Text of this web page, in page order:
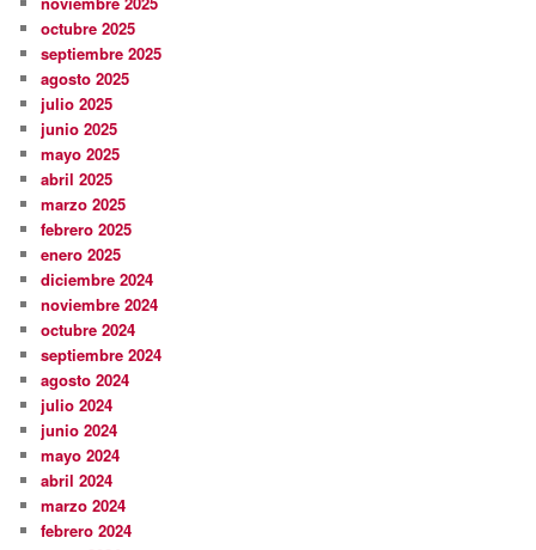
octubre 2025
septiembre 2025
agosto 2025
julio 2025
junio 2025
mayo 2025
abril 2025
marzo 2025
febrero 2025
enero 2025
diciembre 2024
noviembre 2024
octubre 2024
septiembre 2024
agosto 2024
julio 2024
junio 2024
mayo 2024
abril 2024
marzo 2024
febrero 2024